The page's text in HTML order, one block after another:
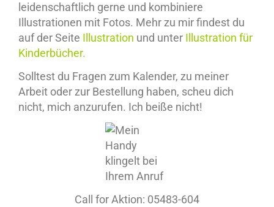
leidenschaftlich gerne und kombiniere
Illustrationen mit Fotos. Mehr zu mir findest du
auf der Seite Illustration und unter Illustration für
Kinderbücher.
Solltest du Fragen zum Kalender, zu meiner
Arbeit oder zur Bestellung haben, scheu dich
nicht, mich anzurufen. Ich beiße nicht!
Call for Aktion: 05483-604